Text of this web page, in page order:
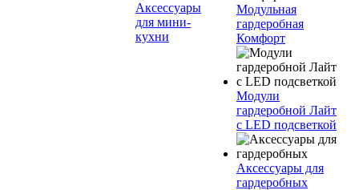
Аксессуары
для мини-
кухни
Модульная
гардеробная
Комфорт
Модули
гардеробной Лайт
с LED подсветкой
Аксессуары для
гардеробных